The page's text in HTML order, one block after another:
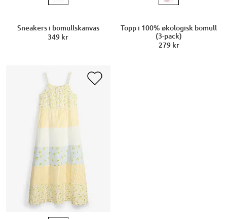
Sneakers i bomullskanvas
349 kr
Topp i 100% økologisk bomull
(3-pack)
279 kr